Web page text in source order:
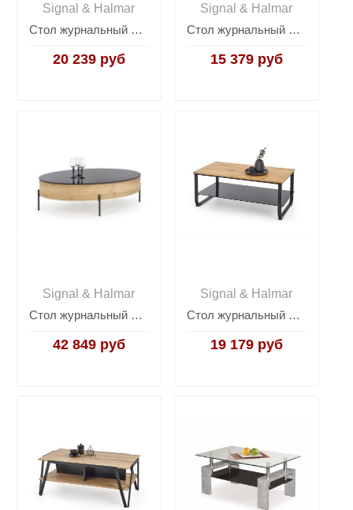
Signal & Halmar
Стол журнальный Halmar XENA PROSTOKAT (натуральный дуб/черный)
20 239 руб
Signal & Halmar
Стол журнальный Halmar XENA KWADRAT (натуральный дуб/черный)
15 379 руб
Signal & Halmar
Стол журнальный Halmar ZENGA (черный/дуб золотой)
42 849 руб
Signal & Halmar
Стол журнальный Halmar ARTIGA (дуб золотой/черный)
19 179 руб